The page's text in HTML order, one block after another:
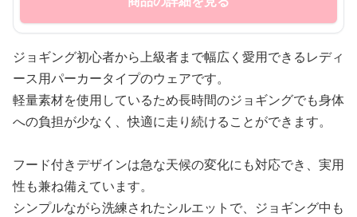
ジョギング初心者から上級者まで幅広く愛用できるレディ
ース用パーカータイプのウェアです。
軽量素材を使用しているため長時間のジョギングでも身体
への負担が少なく、快適に走り続けることができます。
フード付きデザインは急な天候の変化にも対応でき、実用
性も兼ね備えています。
シンプルながら洗練されたシルエットで、ジョギング中も